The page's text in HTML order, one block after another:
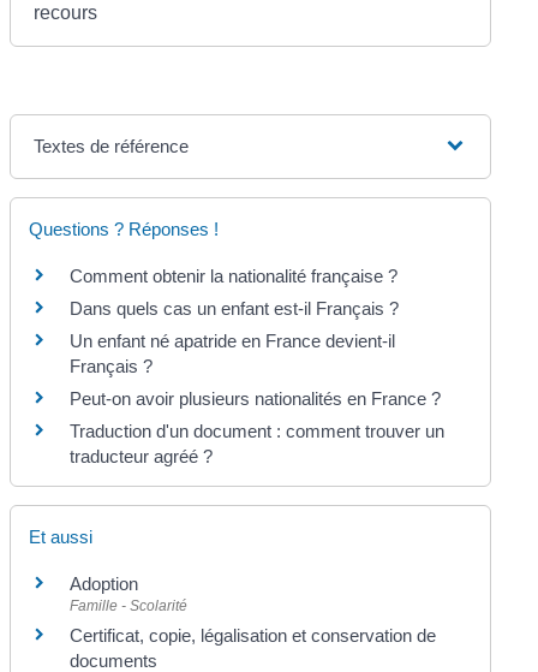
recours
Textes de référence
Questions ? Réponses !
Comment obtenir la nationalité française ?
Dans quels cas un enfant est-il Français ?
Un enfant né apatride en France devient-il
Français ?
Peut-on avoir plusieurs nationalités en France ?
Traduction d'un document : comment trouver un
traducteur agréé ?
Et aussi
Adoption
Famille - Scolarité
Certificat, copie, légalisation et conservation de
documents